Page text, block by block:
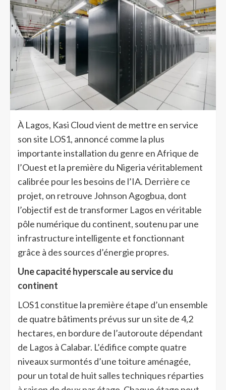
À Lagos, Kasi Cloud vient de mettre en service
son site LOS1, annoncé comme la plus
importante installation du genre en Afrique de
l’Ouest et la première du Nigeria véritablement
calibrée pour les besoins de l’IA. Derrière ce
projet, on retrouve Johnson Agogbua, dont
l’objectif est de transformer Lagos en véritable
pôle numérique du continent, soutenu par une
infrastructure intelligente et fonctionnant
grâce à des sources d’énergie propres.
Une capacité hyperscale au service du
continent
LOS1 constitue la première étape d’un ensemble
de quatre bâtiments prévus sur un site de 4,2
hectares, en bordure de l’autoroute dépendant
de Lagos à Calabar. L’édifice compte quatre
niveaux surmontés d’une toiture aménagée,
pour un total de huit salles techniques réparties